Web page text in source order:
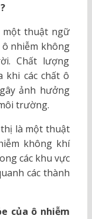
một thuật ngữ
nhiễm không
Chất lượng
khi các chất ô
ảnh hưởng
trường.
là một thuật
không khí
các khu vực
các thành
của ô nhiễm